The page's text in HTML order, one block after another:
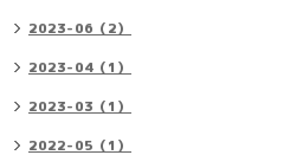
2023-06（2）
2023-04（1）
2023-03（1）
2022-05（1）